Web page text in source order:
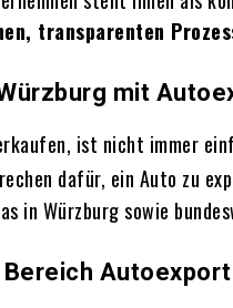
transparenten
mit
ist nicht immer
dafür, ein Auto zu
in Würzburg sowie